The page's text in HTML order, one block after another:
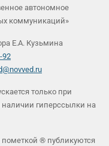
автономное
коммуникаций»
Е.А. Кузьмина
92
только при
гиперссылки на
® публикуются